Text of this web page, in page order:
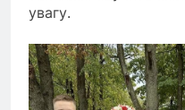
увагу.